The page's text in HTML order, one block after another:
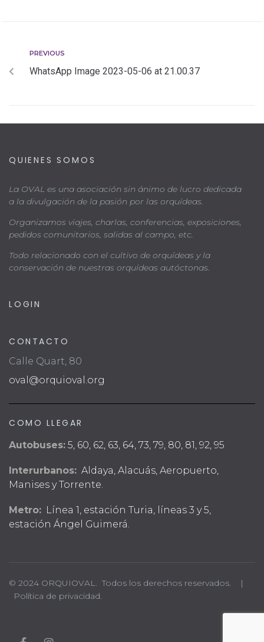
PREVIOUS
WhatsApp Image 2023-05-06 at 21.00.37
QUIENES SOMOS
La OVAL es una asociación sin ánimo de lucro dedicada
a la divulgación de la pasión por las orquídeas.
Organizamos viajes, charlas, conferencias, exposiciones,
pedidos comunitarios, salidas al campo, etc.
Todo relacionado con el cultivo de orquídeas y la
conservación de nuestras orquídeas autóctonas.
LOGIN
CONTACTO
Calle Quart, 80
oval@orquioval.org
COMO LLEGAR
Autobuses: 5, 60, 62, 63, 64, 73, 79, 80, 81, 92, 95
Interurbanos: Aldaya, Alacuás, Aeropuerto,
Manises y Torrente.
Metro: Línea 1, estación Turia, líneas 3 y 5,
estación Ángel Guimerá.
© 2024 ORQUIOVAL. Todos los derechos reservados. |
Política de privacidad.